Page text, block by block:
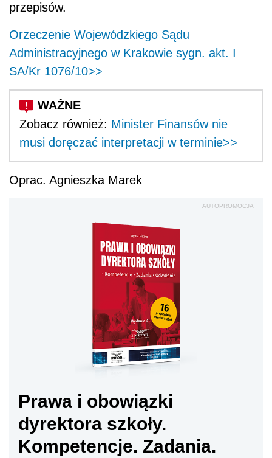
przepisów.
Orzeczenie Wojewódzkiego Sądu
Administracyjnego w Krakowie sygn. akt. I
SA/Kr 1076/10>>
Zobacz również: Minister Finansów nie
musi doręczać interpretacji w terminie>>
Oprac. Agnieszka Marek
AUTOPROMOCJA
Prawa i obowiązki
dyrektora szkoły.
Kompetencje. Zadania.